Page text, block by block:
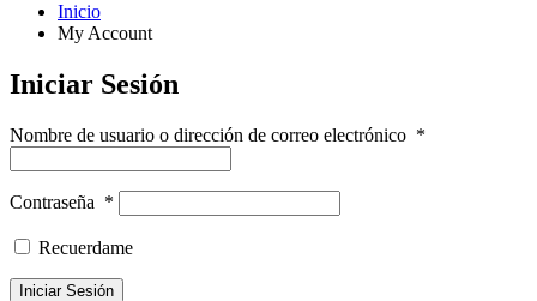
Inicio
My Account
Iniciar Sesión
Nombre de usuario o dirección de correo electrónico *
Contraseña *
Recuerdame